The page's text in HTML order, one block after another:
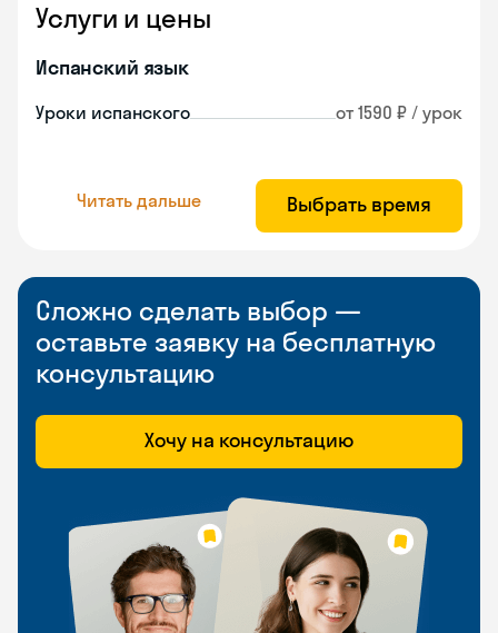
Услуги и цены
Испанский язык
Уроки испанского от 1590 ₽ / урок
Читать дальше Выбрать время
Сложно сделать выбор —
оставьте заявку на бесплатную
консультацию
Хочу на консультацию